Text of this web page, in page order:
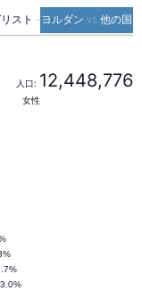
スト - ヨルダン vs 他の国
人口: 12,448,776
3.0%
女性